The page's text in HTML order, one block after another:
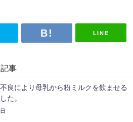
LINE
事
良により母乳から粉ミルクを飲ませる
た。